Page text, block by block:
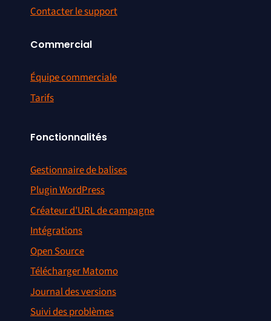
Contacter le support
Commercial
Équipe commerciale
Tarifs
Fonctionnalités
Gestionnaire de balises
Plugin WordPress
Créateur d’URL de campagne
Intégrations
Open Source
Télécharger Matomo
Journal des versions
Suivi des problèmes